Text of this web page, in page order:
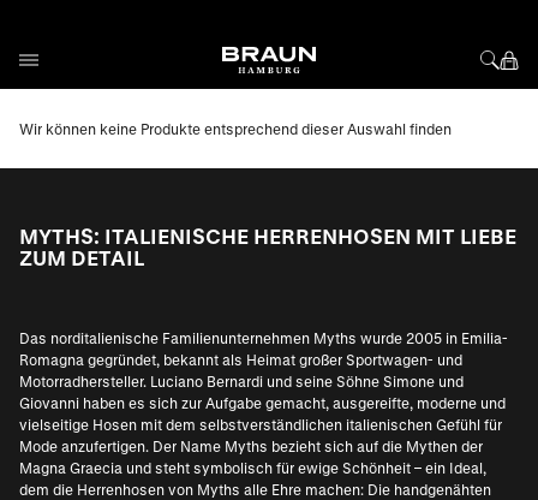
Wir können keine Produkte entsprechend dieser Auswahl finden
MYTHS: ITALIENISCHE HERRENHOSEN MIT LIEBE
ZUM DETAIL
Das norditalienische Familienunternehmen Myths wurde 2005 in Emilia-
Romagna gegründet, bekannt als Heimat großer Sportwagen- und
Motorradhersteller. Luciano Bernardi und seine Söhne Simone und
Giovanni haben es sich zur Aufgabe gemacht, ausgereifte, moderne und
vielseitige Hosen mit dem selbstverständlichen italienischen Gefühl für
Mode anzufertigen. Der Name Myths bezieht sich auf die Mythen der
Magna Graecia und steht symbolisch für ewige Schönheit – ein Ideal,
dem die Herrenhosen von Myths alle Ehre machen: Die handgenähten